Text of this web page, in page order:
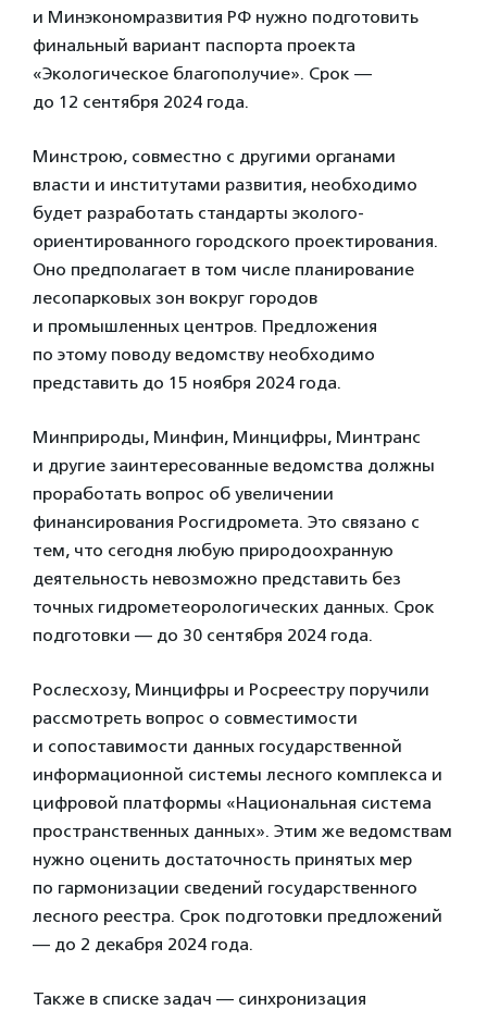
и Минэкономразвития РФ нужно подготовить
финальный вариант паспорта проекта
«Экологическое благополучие». Срок —
до 12 сентября 2024 года.
Минстрою, совместно с другими органами
власти и институтами развития, необходимо
будет разработать стандарты эколого-
ориентированного городского проектирования.
Оно предполагает в том числе планирование
лесопарковых зон вокруг городов
и промышленных центров. Предложения
по этому поводу ведомству необходимо
представить до 15 ноября 2024 года.
Минприроды, Минфин, Минцифры, Минтранс
и другие заинтересованные ведомства должны
проработать вопрос об увеличении
финансирования Росгидромета. Это связано с
тем, что сегодня любую природоохранную
деятельность невозможно представить без
точных гидрометеорологических данных. Срок
подготовки — до 30 сентября 2024 года.
Рослесхозу, Минцифры и Росреестру поручили
рассмотреть вопрос о совместимости
и сопоставимости данных государственной
информационной системы лесного комплекса и
цифровой платформы «Национальная система
пространственных данных». Этим же ведомствам
нужно оценить достаточность принятых мер
по гармонизации сведений государственного
лесного реестра. Срок подготовки предложений
— до 2 декабря 2024 года.
Также в списке задач — синхронизация